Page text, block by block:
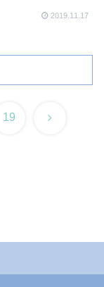
2019.11.17
19 次